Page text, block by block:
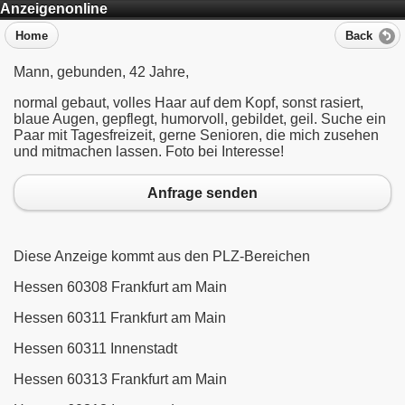
Anzeigenonline
Home Back
Mann, gebunden, 42 Jahre,
normal gebaut, volles Haar auf dem Kopf, sonst rasiert,
blaue Augen, gepflegt, humorvoll, gebildet, geil. Suche ein
Paar mit Tagesfreizeit, gerne Senioren, die mich zusehen
und mitmachen lassen. Foto bei Interesse!
Anfrage senden
Diese Anzeige kommt aus den PLZ-Bereichen
Hessen 60308 Frankfurt am Main
Hessen 60311 Frankfurt am Main
Hessen 60311 Innenstadt
Hessen 60313 Frankfurt am Main